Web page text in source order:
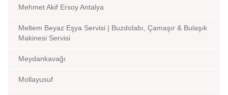
Mehmet Akif Ersoy Antalya
Meltem Beyaz Eşya Servisi | Buzdolabı, Çamaşır & Bulaşık
Makinesi Servisi
Meydankavağı
Mollayusuf